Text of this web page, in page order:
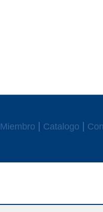
Miembro Catalogo